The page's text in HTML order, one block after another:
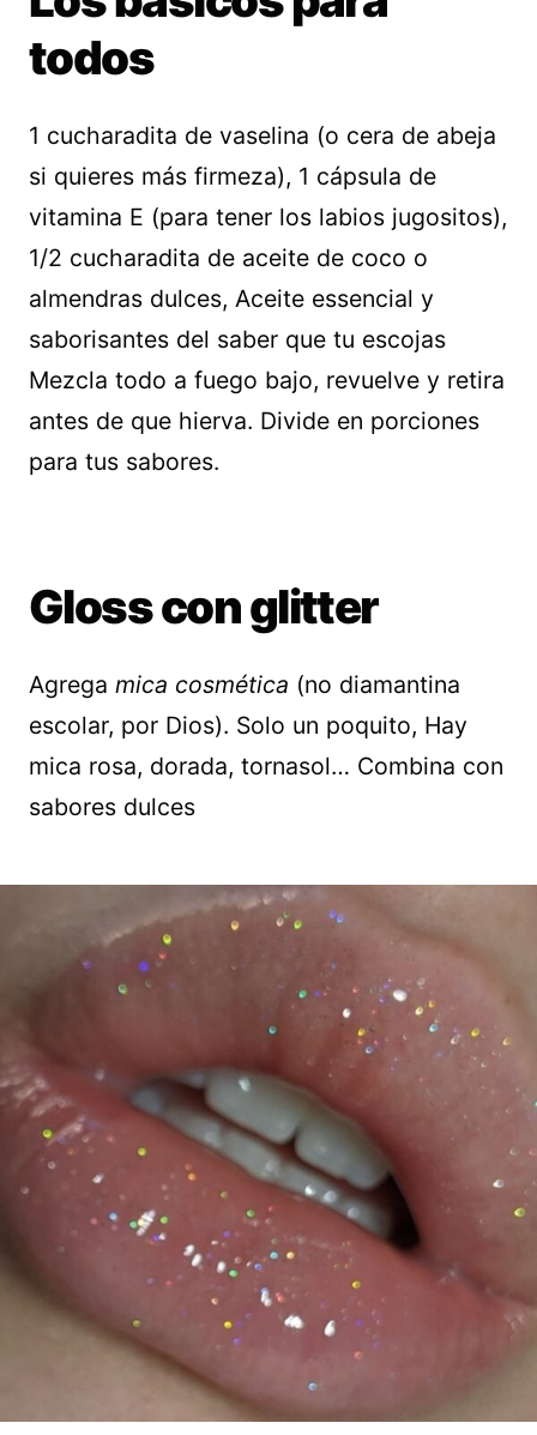
todos
1 cucharadita de vaselina (o cera de abeja
si quieres más firmeza), 1 cápsula de
vitamina E (para tener los labios jugositos),
1/2 cucharadita de aceite de coco o
almendras dulces, Aceite essencial y
saborisantes del saber que tu escojas
Mezcla todo a fuego bajo, revuelve y retira
antes de que hierva. Divide en porciones
para tus sabores.
Gloss con glitter
Agrega mica cosmética (no diamantina
escolar, por Dios). Solo un poquito, Hay
mica rosa, dorada, tornasol… Combina con
sabores dulces